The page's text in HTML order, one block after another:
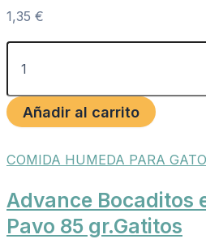
1,35 €
Añadir al carrito
COMIDA HUMEDA PARA
Advance Bocaditos
Pavo 85 gr.Gatitos